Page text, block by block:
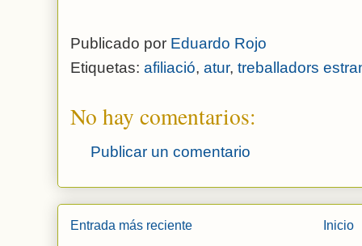
Publicado por Eduardo Rojo
Etiquetas: afiliació, atur, treballadors
No hay comentarios:
Publicar un comentario
Entrada más reciente Inicio